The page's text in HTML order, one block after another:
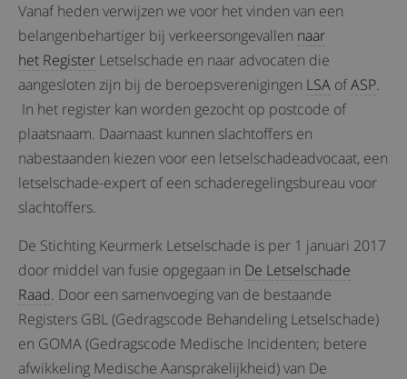
Vanaf heden verwijzen we voor het vinden van een
belangenbehartiger bij verkeersongevallen naar
het Register Letselschade en naar advocaten die
aangesloten zijn bij de beroepsverenigingen LSA ofASP.
In het register kan worden gezocht op postcode of
plaatsnaam. Daarnaast kunnen slachtoffers en
nabestaanden kiezen voor een letselschadeadvocaat, een
letselschade-expert of een schaderegelingsbureau voor
slachtoffers.
De Stichting Keurmerk Letselschade is per 1 januari 2017
door middel van fusie opgegaan in De Letselschade
Raad. Door een samenvoeging van de bestaande
Registers GBL (Gedragscode Behandeling Letselschade)
en GOMA (Gedragscode Medische Incidenten; betere
afwikkeling Medische Aansprakelijkheid) van De